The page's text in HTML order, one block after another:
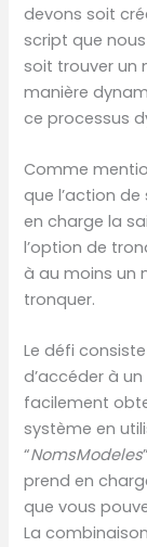
devons soit
script que
soit trouver un
manière
ce processus
Comme
que l’action
en charge la
l’option de
à au moins un
tronquer.
Le défi
d’accéder à
facilement
système en
“NomsModeles
prend en
que vous
La